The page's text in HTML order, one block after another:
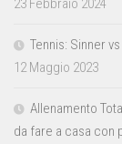
23 Febbraio 2024
Tennis: Sinner
12 Maggio 2023
Allenamento
da fare a casa con